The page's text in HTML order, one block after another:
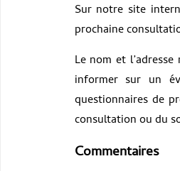
Sur notre site
prochaine
Le nom et
informer sur un
questionnaires de
consultation ou du
Commentaires